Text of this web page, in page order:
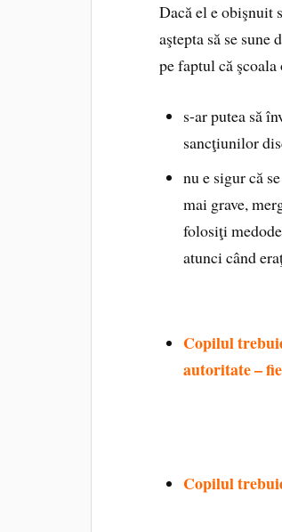
Dacă el e obişnuit
aştepta să se sune
pe faptul că
s-ar putea să
sancţiunilor
nu e sigur că
mai grave,
folosiţi
atunci când
Copilul
autoritate – fie
Copilul